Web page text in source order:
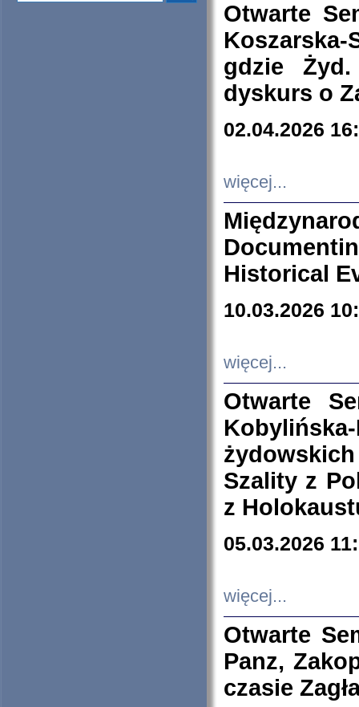
Otwarte
Koszarska-
gdzie
dyskurs o
02.04.2026
więcej...
Historical
10.03.2026
więcej...
Otwarte
Szality z
z
05.03.2026
więcej...
Otwarte
Panz,
czasie